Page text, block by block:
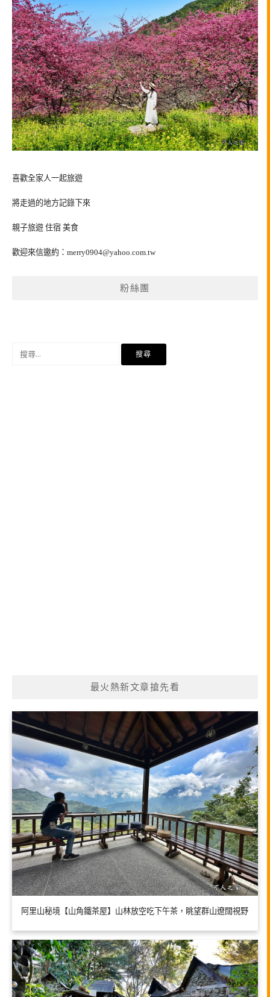
喜歡全家人一起旅遊
將走過的地方記錄下來
親子旅遊 住宿 美食
歡迎來信邀約： merry0904@yahoo.com.tw
粉絲團
最火熱新文章搶先看
阿里山秘境【山角鐵茶屋】山林放空吃下午茶，眺望群山遼闊視野